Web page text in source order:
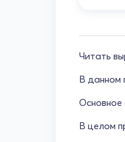
Читать
В данном
Основное
В целом